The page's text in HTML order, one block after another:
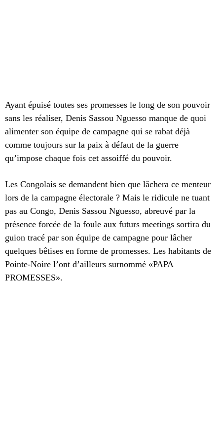
Ayant épuisé toutes ses promesses le long de son pouvoir
sans les réaliser, Denis Sassou Nguesso manque de quoi
alimenter son équipe de campagne qui se rabat déjà
comme toujours sur la paix à défaut de la guerre
qu’impose chaque fois cet assoiffé du pouvoir.
Les Congolais se demandent bien que lâchera ce menteur
lors de la campagne électorale ? Mais le ridicule ne tuant
pas au Congo, Denis Sassou Nguesso, abreuvé par la
présence forcée de la foule aux futurs meetings sortira du
guion tracé par son équipe de campagne pour lâcher
quelques bêtises en forme de promesses. Les habitants de
Pointe-Noire l’ont d’ailleurs surnommé «PAPA
PROMESSES».